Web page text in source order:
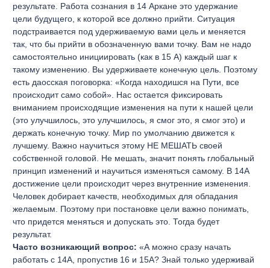
результате. Работа сознания в 14 Аркане это удержание
цели будущего, к которой все должно прийти. Ситуация
подстраивается под удерживаемую вами цель и меняется
так, что бы прийти в обозначенную вами точку. Вам не надо
самостоятельно инициировать (как в 15 А) каждый шаг к
такому изменению. Вы удерживаете конечную цель. Поэтому
есть даосская поговорка: «Когда находишся на Пути, все
происходит само собой». Нас остается фиксировать
вниманием происходящие изменения на пути к нашей цели
(это улучшилось, это улучшилось, я смог это, я смог это) и
держать конечную точку. Мир по умолчанию движется к
лучшему. Важно научиться этому НЕ МЕШАТЬ своей
собственной головой. Не мешать, значит понять глобальный
принцип изменений и научиться изменяться самому. В 14А
достижение цели происходит через внутренние изменения.
Человек добирает качеств, необходимых для обладания
желаемым. Поэтому при постановке цели важно понимать,
что придется меняться и допускать это. Тогда будет
результат.
Часто возникающий вопрос: «А можно сразу начать
работать с 14А, пропустив 16 и 15А? Знай только удерживай